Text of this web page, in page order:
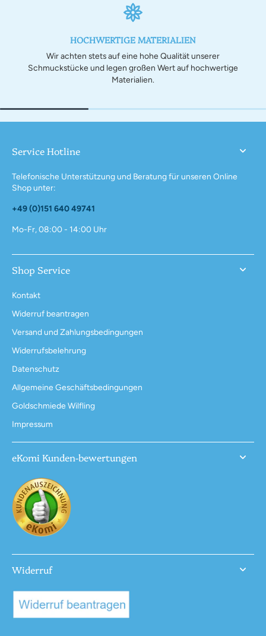
HOCHWERTIGE MATERIALIEN
Wir achten stets auf eine hohe Qualität unserer
Schmuckstücke und legen großen Wert auf hochwertige
Materialien.
Service Hotline
Telefonische Unterstützung und Beratung für unseren Online
Shop unter:
+49 (0)151 640 49741
Mo-Fr, 08:00 - 14:00 Uhr
Shop Service
Kontakt
Widerruf beantragen
Versand und Zahlungsbedingungen
Widerrufsbelehrung
Datenschutz
Allgemeine Geschäftsbedingungen
Goldschmiede Wilfling
Impressum
eKomi Kunden-bewertungen
Widerruf